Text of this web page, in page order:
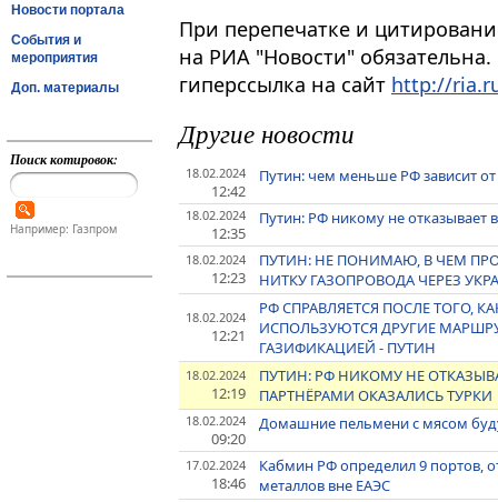
Новости портала
События и
мероприятия
Доп. материалы
Поиск котировок:
Например: Газпром
При перепечатке и
на РИА "Новости"
гиперссылка на сайт http://
Другие новости
18.02.2024
12:42
Путин: чем меньше РФ зависит
18.02.2024
12:35
Путин: РФ никому не отказывает
18.02.2024
12:23
ПУТИН: НЕ ПОНИМАЮ, В ЧЕМ
НИТКУ ГАЗОПРОВОДА ЧЕРЕЗ
18.02.2024
12:21
РФ СПРАВЛЯЕТСЯ ПОСЛЕ ТОГО,
ИСПОЛЬЗУЮТСЯ ДРУГИЕ
ГАЗИФИКАЦИЕЙ - ПУТИН
18.02.2024
12:19
ПУТИН: РФ НИКОМУ НЕ
ПАРТНЁРАМИ ОКАЗАЛИСЬ ТУРКИ
18.02.2024
09:20
Домашние пельмени с мясом
17.02.2024
18:46
Кабмин РФ определил 9 портов,
металлов вне ЕАЭС